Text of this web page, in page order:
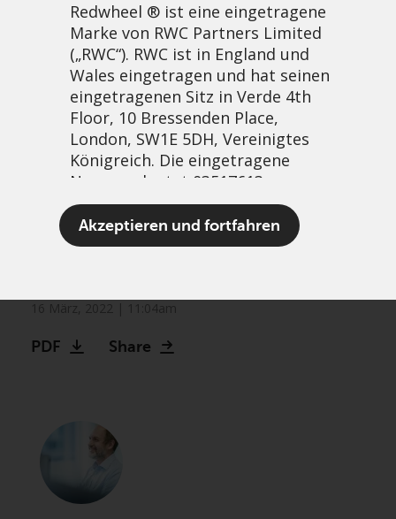
Redwheel ® ist eine eingetragene
Marke von RWC Partners Limited
(„RWC“). RWC ist in England und
Wales eingetragen und hat seinen
eingetragenen Sitz in Verde 4th
Floor, 10 Bressenden Place,
London, SW1E 5DH, Vereinigtes
Königreich. Die eingetragene
Nummer lautet 03517613.
Der Begriff „Redwheel“ kann ein
oder mehrere Unternehmen der
Authority und, im Fall von RWC
reguliert werden Exchange
Commission („SEC“); RWC Asset
registriert ist; RWC Singapore
Akzeptieren und fortfahren
The more things change;
the more they stay the
PDF Share